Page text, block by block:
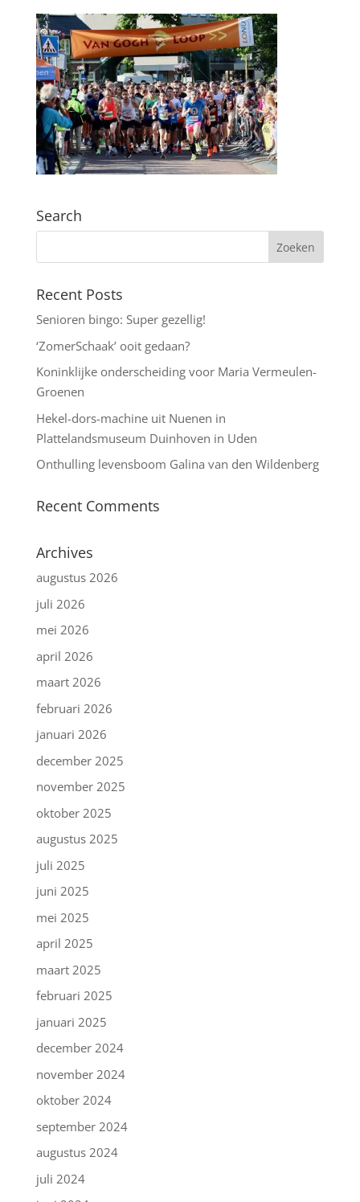
Search
Recent Posts
Senioren bingo: Super gezellig!
‘ZomerSchaak’ ooit gedaan?
Koninklijke onderscheiding voor Maria Vermeulen-
Groenen
Hekel-dors-machine uit Nuenen in
Plattelandsmuseum Duinhoven in Uden
Onthulling levensboom Galina van den Wildenberg
Recent Comments
Archives
augustus 2026
juli 2026
mei 2026
april 2026
maart 2026
februari 2026
januari 2026
december 2025
november 2025
oktober 2025
augustus 2025
juli 2025
juni 2025
mei 2025
april 2025
maart 2025
februari 2025
januari 2025
december 2024
november 2024
oktober 2024
september 2024
augustus 2024
juli 2024